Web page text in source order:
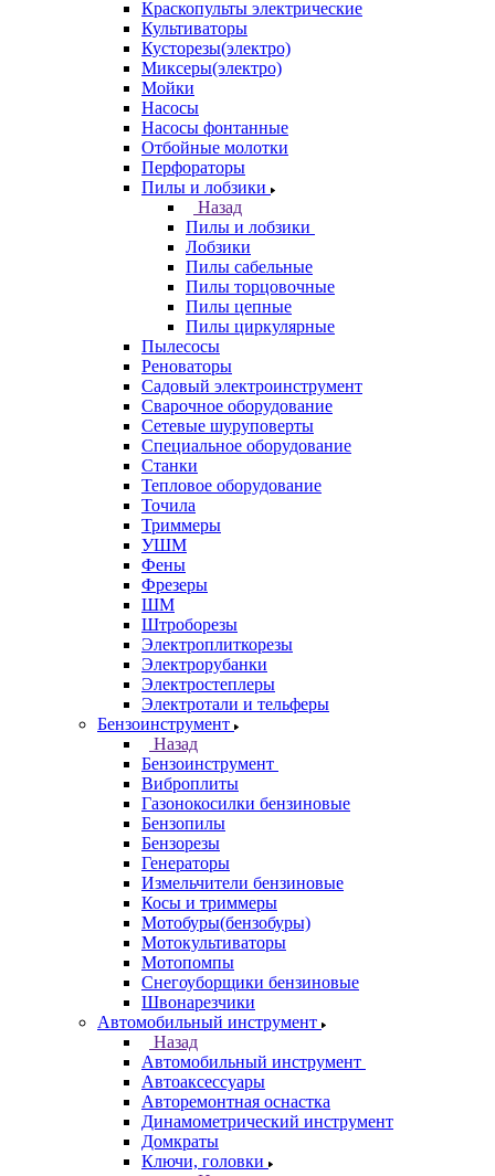
Краскопульты электрические
Культиваторы
Кусторезы(электро)
Миксеры(электро)
Мойки
Насосы
Насосы фонтанные
Отбойные молотки
Перфораторы
Пилы и лобзики
Назад
Пилы и лобзики
Лобзики
Пилы сабельные
Пилы торцовочные
Пилы цепные
Пилы циркулярные
Пылесосы
Реноваторы
Садовый электроинструмент
Сварочное оборудование
Сетевые шуруповерты
Специальное оборудование
Станки
Тепловое оборудование
Точила
Триммеры
УШМ
Фены
Фрезеры
ШМ
Штроборезы
Электроплиткорезы
Электрорубанки
Электростеплеры
Электротали и тельферы
Бензоинструмент
Назад
Бензоинструмент
Виброплиты
Газонокосилки бензиновые
Бензопилы
Бензорезы
Генераторы
Измельчители бензиновые
Косы и триммеры
Мотобуры(бензобуры)
Мотокультиваторы
Мотопомпы
Снегоуборщики бензиновые
Швонарезчики
Автомобильный инструмент
Назад
Автомобильный инструмент
Автоаксессуары
Авторемонтная оснастка
Динамометрический инструмент
Домкраты
Ключи, головки